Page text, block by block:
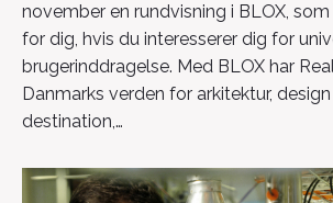
november en rundvisning i BLOX,
for dig, hvis du interesserer dig for
brugerinddragelse. Med BLOX har
Danmarks verden for arkitektur,
destination,…